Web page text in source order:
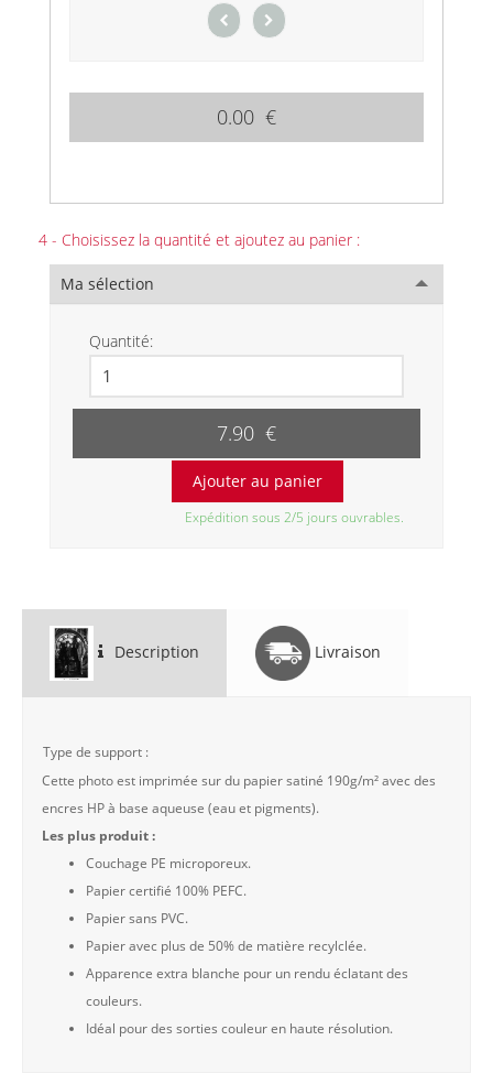
0.00 €
4 - Choisissez la quantité et ajoutez au panier :
Ma sélection
Quantité:
7.90 €
Expédition sous 2/5 jours ouvrables.
Description Livraison
Type de support :
Cette photo est imprimée sur du papier satiné 190g/m² avec des
encres HP à base aqueuse (eau et pigments).
Les plus produit :
Couchage PE microporeux.
Papier certifié 100% PEFC.
Papier sans PVC.
Papier avec plus de 50% de matière recylclée.
Apparence extra blanche pour un rendu éclatant des
couleurs.
Idéal pour des sorties couleur en haute résolution.